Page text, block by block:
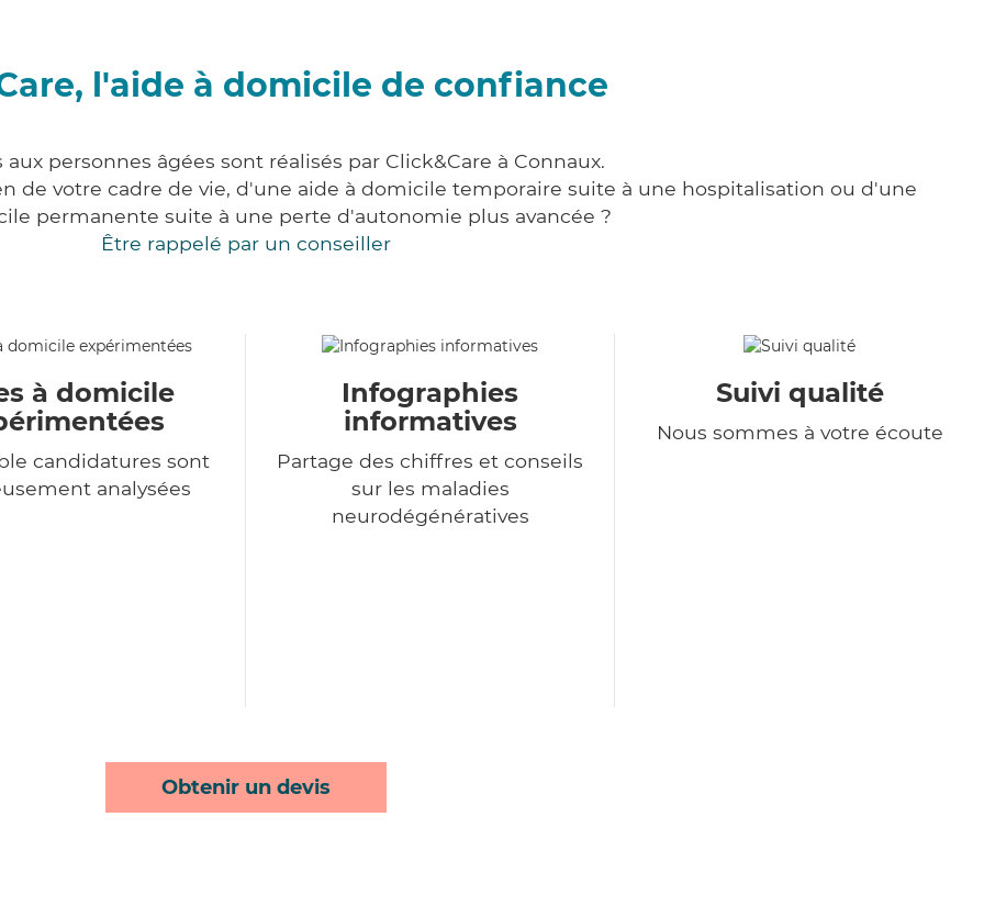
l'aide à domicile de confiance
aux personnes âgées sont réalisés par Click&Care à Connaux.
de votre cadre de vie, d'une aide à domicile temporaire suite à une hospitalisation ou d'une
permanente suite à une perte d'autonomie plus avancée ?
Être rappelé par un conseiller
à domicile
candidatures sont
analysées
Infographies
informatives
Partage des chiffres et conseils
sur les maladies
neurodégénératives
Suivi qualité
Nous sommes à votre écoute
Obtenir un devis